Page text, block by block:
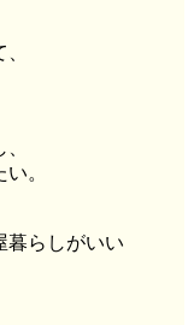
。
暮らしがいい